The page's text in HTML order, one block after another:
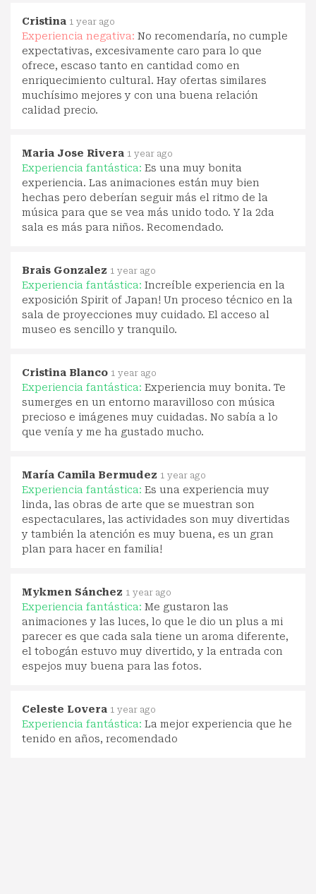
Cristina 1 year ago
Experiencia negativa: No recomendaría, no cumple
expectativas, excesivamente caro para lo que
ofrece, escaso tanto en cantidad como en
enriquecimiento cultural. Hay ofertas similares
muchísimo mejores y con una buena relación
calidad precio.
Maria Jose Rivera 1 year ago
Experiencia fantástica: Es una muy bonita
experiencia. Las animaciones están muy bien
hechas pero deberían seguir más el ritmo de la
música para que se vea más unido todo. Y la 2da
sala es más para niños. Recomendado.
Brais Gonzalez 1 year ago
Experiencia fantástica: Increíble experiencia en la
exposición Spirit of Japan! Un proceso técnico en la
sala de proyecciones muy cuidado. El acceso al
museo es sencillo y tranquilo.
Cristina Blanco 1 year ago
Experiencia fantástica: Experiencia muy bonita. Te
sumerges en un entorno maravilloso con música
precioso e imágenes muy cuidadas. No sabía a lo
que venía y me ha gustado mucho.
María Camila Bermudez 1 year ago
Experiencia fantástica: Es una experiencia muy
linda, las obras de arte que se muestran son
espectaculares, las actividades son muy divertidas
y también la atención es muy buena, es un gran
plan para hacer en familia!
Mykmen Sánchez 1 year ago
Experiencia fantástica: Me gustaron las
animaciones y las luces, lo que le dio un plus a mi
parecer es que cada sala tiene un aroma diferente,
el tobogán estuvo muy divertido, y la entrada con
espejos muy buena para las fotos.
Celeste Lovera 1 year ago
Experiencia fantástica: La mejor experiencia que he
tenido en años, recomendado